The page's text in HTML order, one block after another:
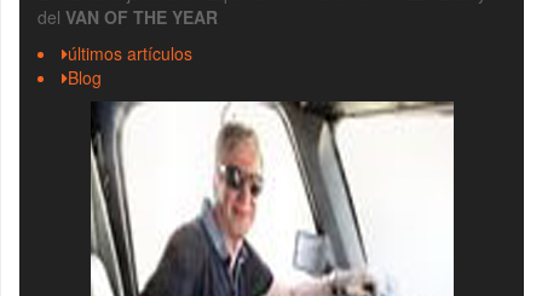
del VAN OF THE YEAR
últimos artículos
Blog